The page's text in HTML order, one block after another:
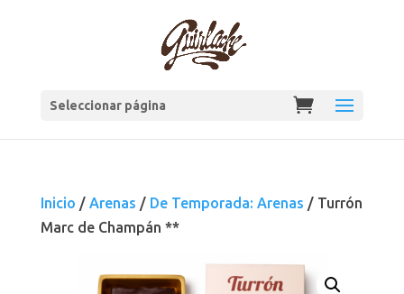
Seleccionar página
Inicio / Arenas / De Temporada: Arenas / Turrón
Marc de Champán **